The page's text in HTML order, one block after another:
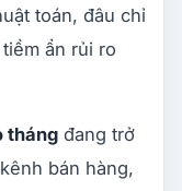
toán, đâu chỉ
ẩn rủi ro
tháng đang trở
bán hàng,